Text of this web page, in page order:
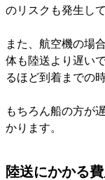
のリスクも発生し
また、航空機の場
体も陸送より遅い
るほど到着までの
もちろん船の方が
かります。
陸送にかかる